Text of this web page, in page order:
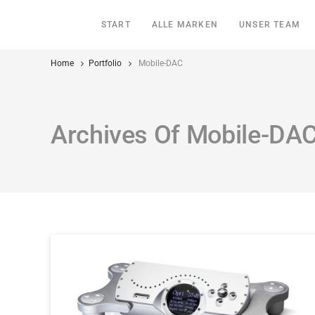
START ALLE MARKEN UNSER TEAM
Home Portfolio Mobile-DAC
Archives Of Mobile-